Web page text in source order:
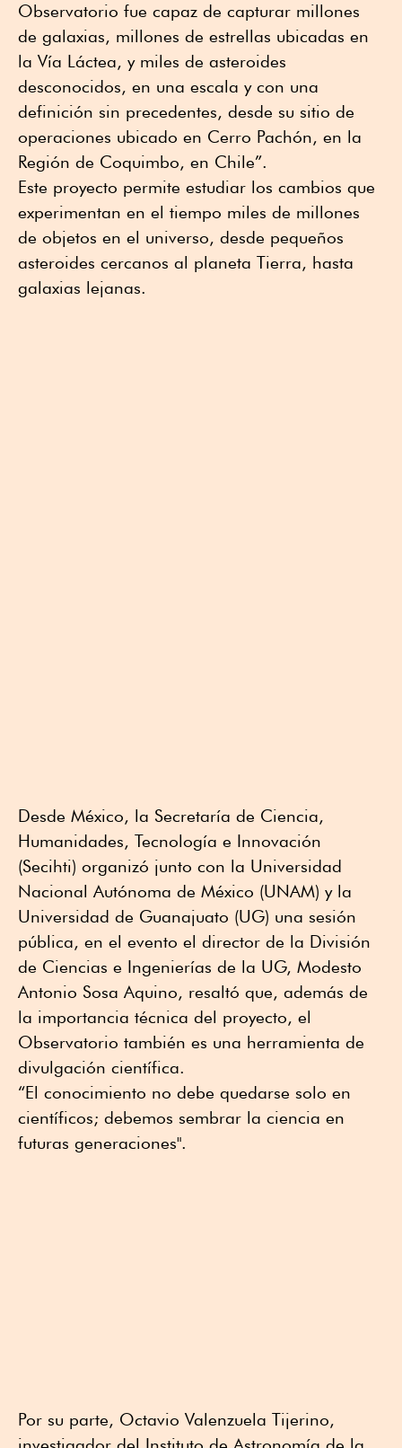
Observatorio fue capaz de capturar millones
de galaxias, millones de estrellas ubicadas en
la Vía Láctea, y miles de asteroides
desconocidos, en una escala y con una
definición sin precedentes, desde su sitio de
operaciones ubicado en Cerro Pachón, en la
Región de Coquimbo, en Chile”.
Este proyecto permite estudiar los cambios que
experimentan en el tiempo miles de millones
de objetos en el universo, desde pequeños
asteroides cercanos al planeta Tierra, hasta
galaxias lejanas.
Desde México, la Secretaría de Ciencia,
Humanidades, Tecnología e Innovación
(Secihti) organizó junto con la Universidad
Nacional Autónoma de México (UNAM) y la
Universidad de Guanajuato (UG) una sesión
pública, en el evento el director de la División
de Ciencias e Ingenierías de la UG, Modesto
Antonio Sosa Aquino, resaltó que, además de
la importancia técnica del proyecto, el
Observatorio también es una herramienta de
divulgación científica.
“El conocimiento no debe quedarse solo en
científicos; debemos sembrar la ciencia en
futuras generaciones".
Por su parte, Octavio Valenzuela Tijerino,